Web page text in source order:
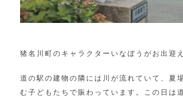
猪名川町のキャラクターいなぼうがお出迎え
道の駅の建物の隣には川が流れていて、夏
む子どもたちで賑わっています。この日は